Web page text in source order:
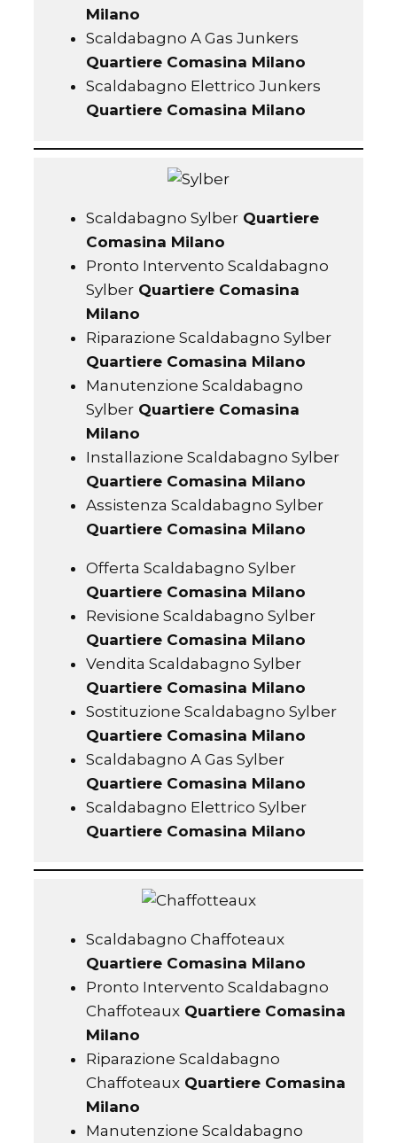
Milano
Scaldabagno A Gas Junkers
Quartiere Comasina Milano
Scaldabagno Elettrico Junkers
Quartiere Comasina Milano
Scaldabagno SylberQuartiere
Comasina Milano
Pronto Intervento Scaldabagno
SylberQuartiere Comasina
Milano
Riparazione Scaldabagno Sylber
Quartiere Comasina Milano
Manutenzione Scaldabagno
SylberQuartiere Comasina
Milano
Installazione Scaldabagno Sylber
Quartiere Comasina Milano
Assistenza Scaldabagno Sylber
Quartiere Comasina Milano
Offerta Scaldabagno Sylber
Quartiere Comasina Milano
Revisione Scaldabagno Sylber
Quartiere Comasina Milano
Vendita Scaldabagno Sylber
Quartiere Comasina Milano
Sostituzione Scaldabagno Sylber
Quartiere Comasina Milano
Scaldabagno A Gas Sylber
Quartiere Comasina Milano
Scaldabagno Elettrico Sylber
Quartiere Comasina Milano
Scaldabagno Chaffoteaux
Quartiere Comasina Milano
Pronto Intervento Scaldabagno
ChaffoteauxQuartiere Comasina
Milano
Riparazione Scaldabagno
ChaffoteauxQuartiere Comasina
Milano
Manutenzione Scaldabagno